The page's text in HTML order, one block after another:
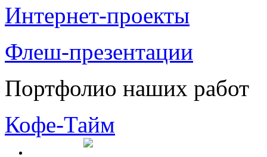
Интернет-проекты
Флеш-презентации
Портфолио наших работ
Кофе-Тайм